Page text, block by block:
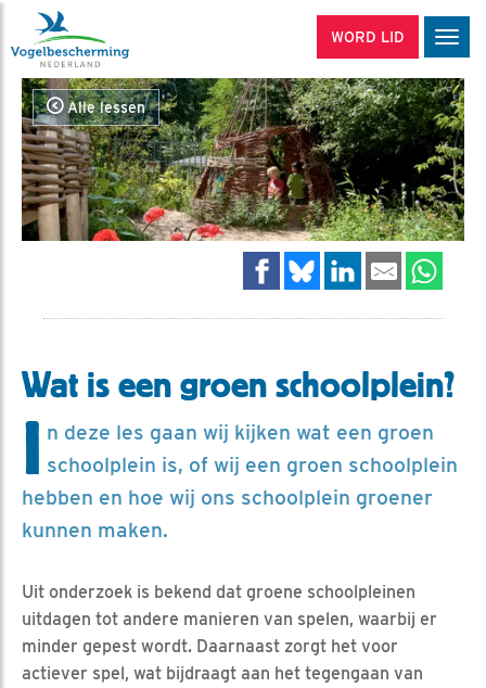
WORD LID
Alle lessen
Wat is een groen schoolplein?
I n deze les gaan wij kijken wat een groen
schoolplein is, of wij een groen schoolplein
hebben en hoe wij ons schoolplein groener
kunnen maken.
Uit onderzoek is bekend dat groene schoolpleinen
uitdagen tot andere manieren van spelen, waarbij er
minder gepest wordt. Daarnaast zorgt het voor
actiever spel, wat bijdraagt aan het tegengaan van